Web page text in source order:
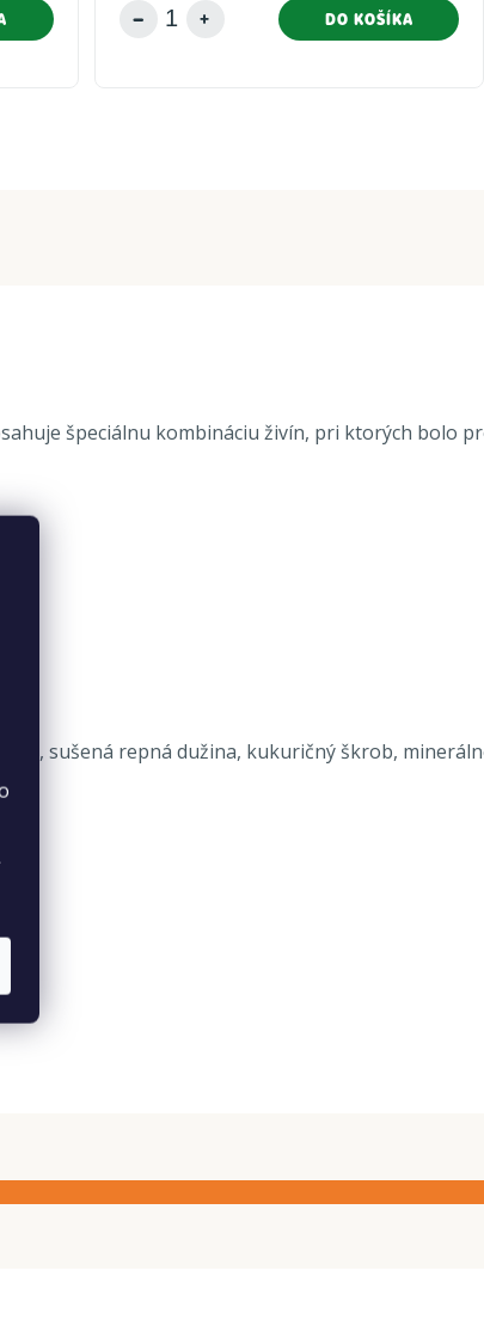
DO KOŠÍKA
špeciálnu kombináciu živín, pri ktorých bolo
sušená repná dužina, kukuričný škrob,